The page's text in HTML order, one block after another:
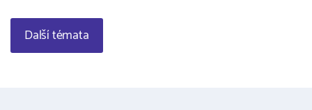
Další témata